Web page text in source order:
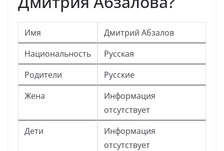
Имя
Дмитрий Абзалов
Национальность
Русская
Родители
Русские
Жена
Информация
отсутствует
Дети
Информация
отсутствует